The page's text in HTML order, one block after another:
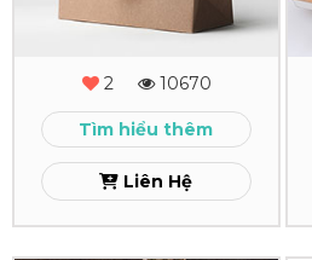
Giá
Theo
Yêu
Cầu
2 10670
Tìm hiểu thêm
Liên Hệ